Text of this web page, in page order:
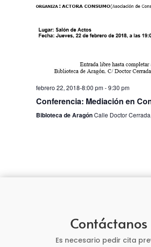
febrero 22, 2018-8:00 pm-9:30 pm
Conferencia: Mediación en
Bibloteca de AragónCalle Doctor
Contáctanos
Es necesario pedir cita